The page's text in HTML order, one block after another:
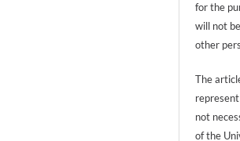
for the
will not
other
The
not
of the